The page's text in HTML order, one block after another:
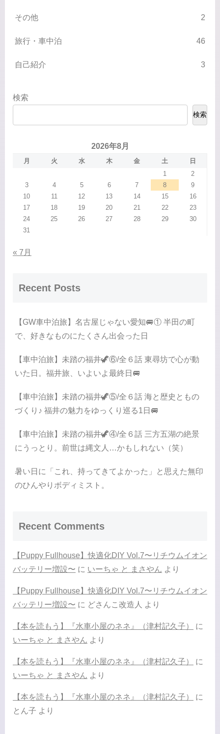
その他 2
旅行・車中泊 46
自己紹介 3
検索
検索
2026年8月
月 火 水 木 金 土
日
1
2
3
4 5 6 7 8
9
10
11 12 13 14 15
16
17
18 19 20 21 22
23
24
25 26 27 28 29
30
31
« 7月
Recent Posts
【GW車中泊旅】名古屋じゃない愛知🚐① 半田の町
で、好きなものにたくさん出会った日
【車中泊旅】未踏の福井🦖⑥/全６話 東尋坊で心が動
いた日。福井旅、いよいよ最終日🚐
【車中泊旅】未踏の福井🦖⑤/全６話 海と歴史ともの
づくり♪ 福井の魅力をゆっくり巡る1日🚐
【車中泊旅】未踏の福井🦖④/全６話 三方五湖の絶景
にうっとり。前世は縄文人…かもしれない（笑）
暑い日に「これ、持ってきてよかった」と思えた無印
のひんやりボディミスト。
Recent Comments
【Puppy Fullhouse】快適化DIY Vol.7〜リチウムイオン
バッテリー増設〜 に いーちゃ と まさやん より
【Puppy Fullhouse】快適化DIY Vol.7〜リチウムイオン
バッテリー増設〜 に どさんこ改造人 より
【本を読もう】『水車小屋のネネ』（津村記久子）
に
いーちゃ と まさやん より
【本を読もう】『水車小屋のネネ』（津村記久子）
に
いーちゃ と まさやん より
【本を読もう】『水車小屋のネネ』（津村記久子）
に
とん子 より